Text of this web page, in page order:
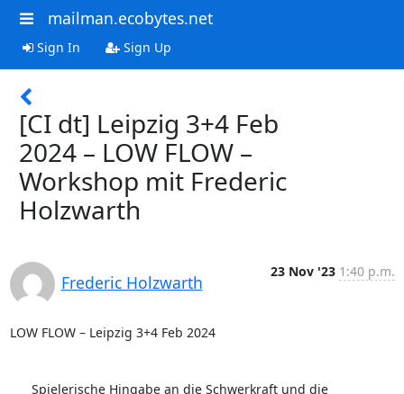
mailman.ecobytes.net
Sign In Sign Up
[CI dt] Leipzig 3+4 Feb
2024 – LOW FLOW –
Workshop mit Frederic
Holzwarth
Frederic Holzwarth
23 Nov '23 1:40 p.m.
LOW FLOW – Leipzig 3+4 Feb 2024